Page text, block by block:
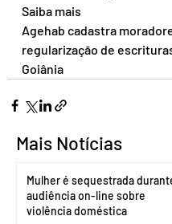
Saiba mais
Agehab cadastra
regularização de
Goiânia
Mais Notícias
Mulher é sequestrada
audiência on-line sobre
violência doméstica